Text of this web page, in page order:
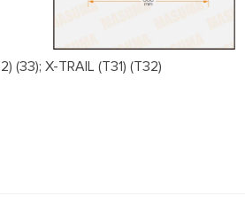
(33); X-TRAIL (T31) (T32)